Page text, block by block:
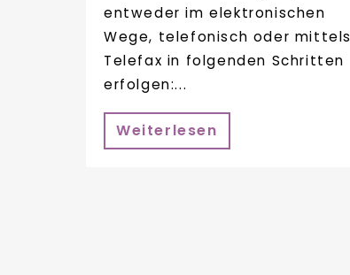
entweder im elektronischen
Wege, telefonisch oder mittels
Telefax in folgenden Schritten
erfolgen:...
Weiterlesen